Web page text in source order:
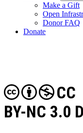
Make a Gift
Open
Donor FAQ
Donate
CC
BY-NC 3.0